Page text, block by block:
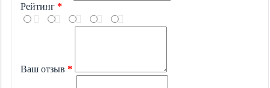
Рейтинг
Ваш отзыв